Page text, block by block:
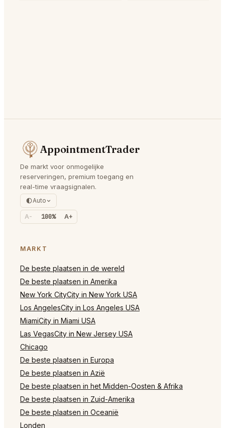
AppointmentTrader
De markt voor onmogelijke
reserveringen, premium toegang en
real-time vraagsignalen.
Auto
A- 100% A+
MARKT
De beste plaatsen in de wereld
De beste plaatsen in Amerika
New York CityCity in New York USA
Los AngelesCity in Los Angeles USA
MiamiCity in Miami USA
Las VegasCity in New Jersey USA
Chicago
De beste plaatsen in Europa
De beste plaatsen in Azië
De beste plaatsen in het Midden-Oosten & Afrika
De beste plaatsen in Zuid-Amerika
De beste plaatsen in Oceanië
Londen